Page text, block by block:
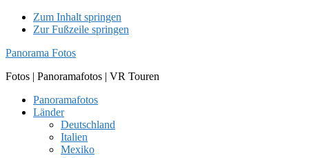
Zum Inhalt springen
Zur Fußzeile springen
Panorama Fotos
Fotos | Panoramafotos | VR Touren
Panoramafotos
Länder
Deutschland
Italien
Mexiko